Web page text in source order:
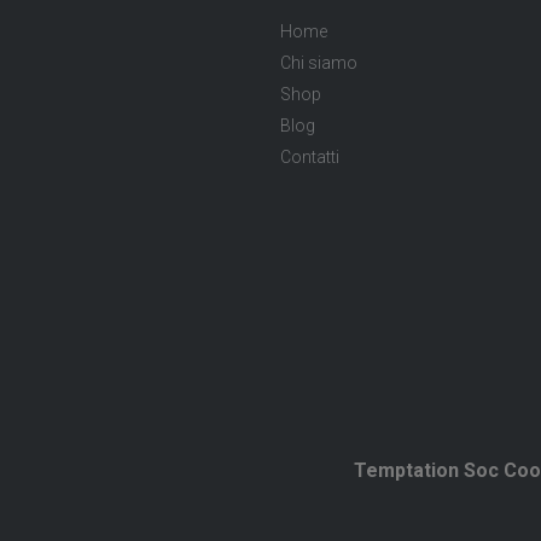
Home
Chi siamo
Shop
Blog
Contatti
Temptation Soc